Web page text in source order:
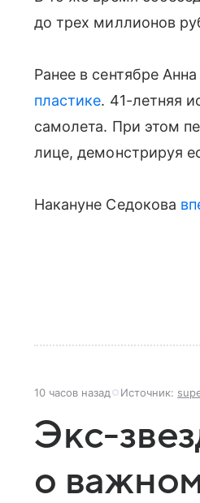
до трех миллионов
Ранее в сентябре
пластике. 41-летняя
самолета. При этом
лице, демонстрируя
Накануне Седокова
10 часов назад Источник:
Экс-
о